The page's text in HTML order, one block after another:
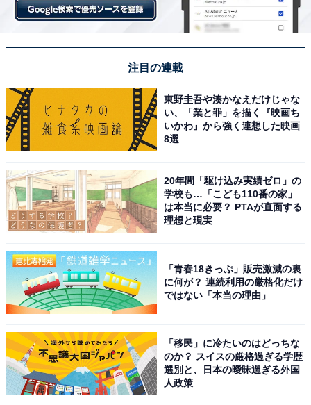
注目の連載
東野圭吾や湊かなえだけじゃな
い、「業と罪」を描く『映画ち
いかわ』から強く連想した映画
8選
20年間「駆け込み実績ゼロ」の
学校も…「こども110番の家」
は本当に必要？ PTAが直面する
理想と現実
「青春18きっぷ」販売激減の裏
に何が？ 連続利用の厳格化だけ
ではない「本当の理由」
「移民」に冷たいのはどっちな
のか？ スイスの厳格過ぎる学歴
選別と、日本の曖昧過ぎる外国
人政策